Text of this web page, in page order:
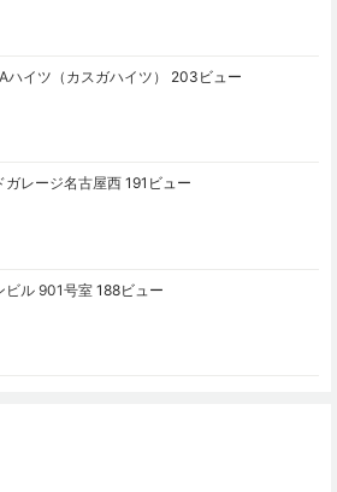
ハイツ（カスガハイツ） 203ビュー
ガレージ名古屋西 191ビュー
ビル 901号室 188ビュー